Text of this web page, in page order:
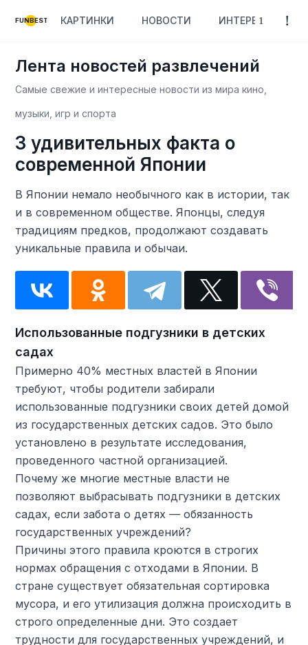
FUNBEST КАРТИНКИ НОВОСТИ ИНТЕРЕСНОЕ
Лента новостей развлечений
Самые свежие и интересные новости из мира кино,
музыки, игр и спорта
3 удивительных факта о
современной Японии
В Японии немало необычного как в истории, так
и в современном обществе. Японцы, следуя
традициям предков, продолжают создавать
уникальные правила и обычаи.
Использованные подгузники в детских
садах
Примерно 40% местных властей в Японии
требуют, чтобы родители забирали
использованные подгузники своих детей домой
из государственных детских садов. Это было
установлено в результате исследования,
проведенного частной организацией.
Почему же многие местные власти не
позволяют выбрасывать подгузники в детских
садах, если забота о детях — обязанность
государственных учреждений?
Причины этого правила кроются в строгих
нормах обращения с отходами в Японии. В
стране существует обязательная сортировка
мусора, и его утилизация должна происходить в
строго определенные дни. Это создает
трудности для государственных учреждений, и